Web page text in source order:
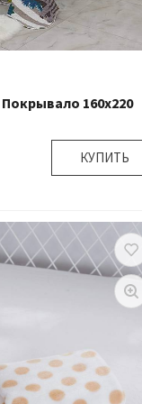
160х220
КУПИТЬ
1 шт Наволочка
1 шт
Подробнее